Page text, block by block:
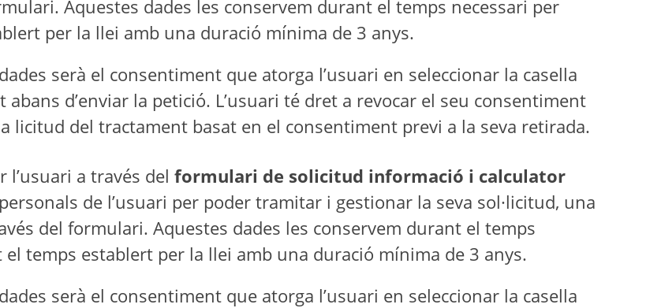
Aquestes dades les conservem durant el temps necessari per
per la llei amb una duració mínima de 3 anys.
serà el consentiment que atorga l’usuari en seleccionar la casella
d’enviar la petició. L’usuari té dret a revocar el seu consentiment
licitud del tractament basat en el consentiment previ a la seva retirada.
l’usuari a través del formulari de solicitud informació i calculator
de l’usuari per poder tramitar i gestionar la seva sol·licitud, una
del formulari. Aquestes dades les conservem durant el temps
temps establert per la llei amb una duració mínima de 3 anys.
serà el consentiment que atorga l’usuari en seleccionar la casella